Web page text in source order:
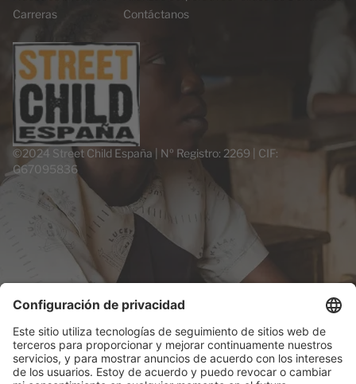
Carreras
Contáctanos
©2024 Street Child España | Nº Registro: 2269 | CIF:
G67095836